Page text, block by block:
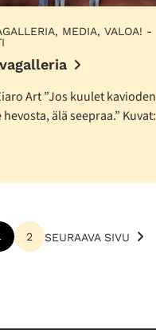
MEDIA, VALOA! -
Art ”Jos kuulet kavioden
älä seepraa.” Kuvat:
2 SEURAAVA SIVU